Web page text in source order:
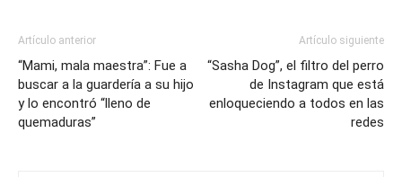
Artículo anterior
“Mami, mala maestra”: Fue a
buscar a la guardería a su hijo
y lo encontró “lleno de
quemaduras”
Artículo siguiente
“Sasha Dog”, el filtro del perro
de Instagram que está
enloqueciendo a todos en las
redes